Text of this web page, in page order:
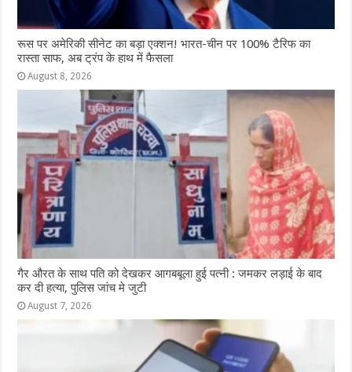
रूस पर अमेरिकी सीनेट का बड़ा एक्शन! भारत-चीन पर 100% टैरिफ का
रास्ता साफ, अब ट्रंप के हाथ में फैसला
August 8, 2026
गैर औरत के साथ पति को देखकर आगबबूला हुई पत्नी : जमकर लड़ाई के बाद
कर दी हत्या, पुलिस जांच मे जुटी
August 7, 2026